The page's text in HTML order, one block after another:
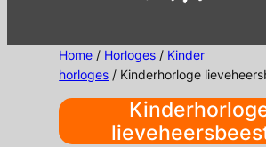
Home / Horloges / Kinder
horloges / Kinderhorloge